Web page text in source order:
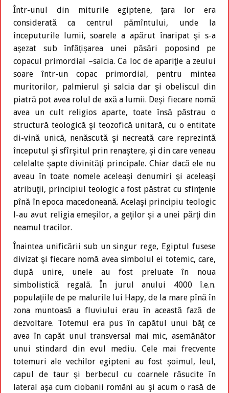
Într-unul din miturile egiptene, ţara lor era
considerată ca centrul pămîntului, unde la
începuturile lumii, soarele a apărut înaripat şi s-a
aşezat sub înfăţişarea unei păsări poposind pe
copacul primordial –salcia. Ca loc de apariţie a zeului
soare într-un copac primordial, pentru mintea
muritorilor, palmierul şi salcia dar şi obeliscul din
piatră pot avea rolul de axă a lumii. Deşi fiecare nomă
avea un cult religios aparte, toate însă păstrau o
structură teologică şi teozofică unitară, cu o entitate
di-vină unică, nenăscută şi necreată care reprezintă
începutul şi sfîrşitul prin renaştere, şi din care veneau
celelalte şapte divinităţi principale. Chiar dacă ele nu
aveau în toate nomele aceleaşi denumiri şi aceleaşi
atribuţii, principiul teologic a fost păstrat cu sfinţenie
pînă în epoca macedoneană. Acelaşi principiu teologic
l-au avut religia emeşilor, a geţilor şi a unei părţi din
neamul tracilor.
Înaintea unificării sub un singur rege, Egiptul fusese
divizat şi fiecare nomă avea simbolul ei totemic, care,
după unire, unele au fost preluate în noua
simbolistică regală. În jurul anului 4000 î.e.n.
populaţiile de pe malurile lui Hapy, de la mare pînă în
zona muntoasă a fluviului erau în această fază de
dezvoltare. Totemul era pus în capătul unui băţ ce
avea în capăt unul transversal mai mic, asemănător
unui stindard din evul mediu. Cele mai frecvente
totemuri ale vechilor egipteni au fost şoimul, leul,
capul de taur şi berbecul cu coarnele răsucite în
lateral aşa cum ciobanii români au şi acum o rasă de